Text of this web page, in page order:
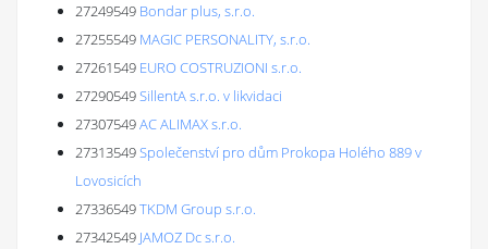
27249549 Bondar plus, s.r.o.
27255549 MAGIC PERSONALITY, s.r.o.
27261549 EURO COSTRUZIONI s.r.o.
27290549SillentA s.r.o. v likvidaci
27307549AC ALIMAX s.r.o.
27313549Společenství pro dům Prokopa Holého 889 v
Lovosicích
27336549TKDM Group s.r.o.
27342549 JAMOZ Dc s.r.o.